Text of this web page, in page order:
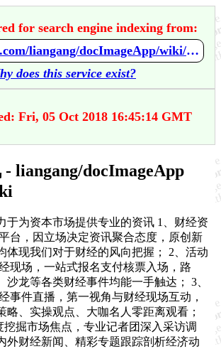
for search engine indexing from:
https://github.com/liangang/docImageApp/wiki/%E5%90%91%E6%97%A5%E8%91%B5%E8%B5%84%E8%AE%AF
does this service exist?
Fri, 05 Oct 2018 16:45:14 GMT
liangang/docImageApp
于为资本市场提供专业的资讯 1、财经资
台，因立场决定资讯聚合态度，原创新
体现我们对于财经的风向把握； 2、活动
现场，一站式报名支付核票入场，路
沙龙等各类财经事件均能一手触达； 3、
事件直播，第一视角与财经现场互动，
略、实操观点、大咖名人零距离观看；
挖掘市场焦点，专业记者团深入采访调
外财经新闻、精彩专题跟踪剖析经济动